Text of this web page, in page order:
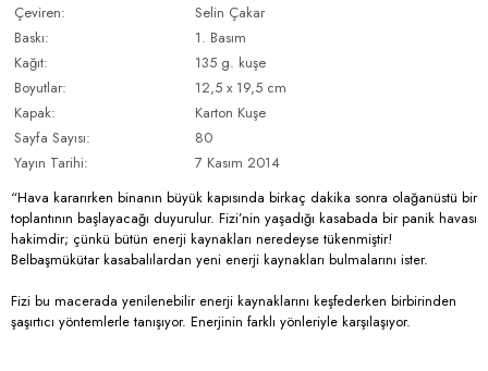
Çeviren:
Selin Çakar
Baskı:
1. Basım
Kağıt:
135 g. kuşe
Boyutlar:
12,5 x 19,5 cm
Kapak:
Karton Kuşe
Sayfa Sayısı:
80
Yayın Tarihi:
7 Kasım 2014
“Hava kararırken binanın büyük kapısında birkaç dakika sonra olağanüstü bir
toplantının başlayacağı duyurulur. Fizi’nin yaşadığı kasabada bir panik havası
hakimdir; çünkü bütün enerji kaynakları neredeyse tükenmiştir!
Belbaşmükütar kasabalılardan yeni enerji kaynakları bulmalarını ister.
Fizi bu macerada yenilenebilir enerji kaynaklarını keşfederken birbirinden
şaşırtıcı yöntemlerle tanışıyor. Enerjinin farklı yönleriyle karşılaşıyor.